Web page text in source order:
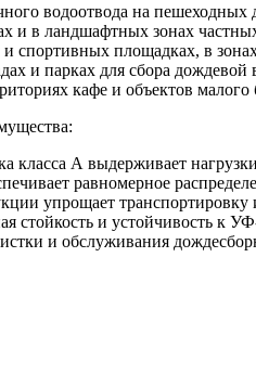
водоотвода на пешеходных
и в ландшафтных зонах
спортивных площадках, в
и парках для сбора дождевой
кафе и объектов малого
класса А выдерживает
равномерное
упрощает транспортировку
стойкость и устойчивость к
и обслуживания